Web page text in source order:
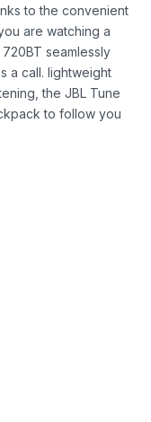
to the convenient
are watching a
seamlessly
a call. lightweight
the JBL Tune
to follow you